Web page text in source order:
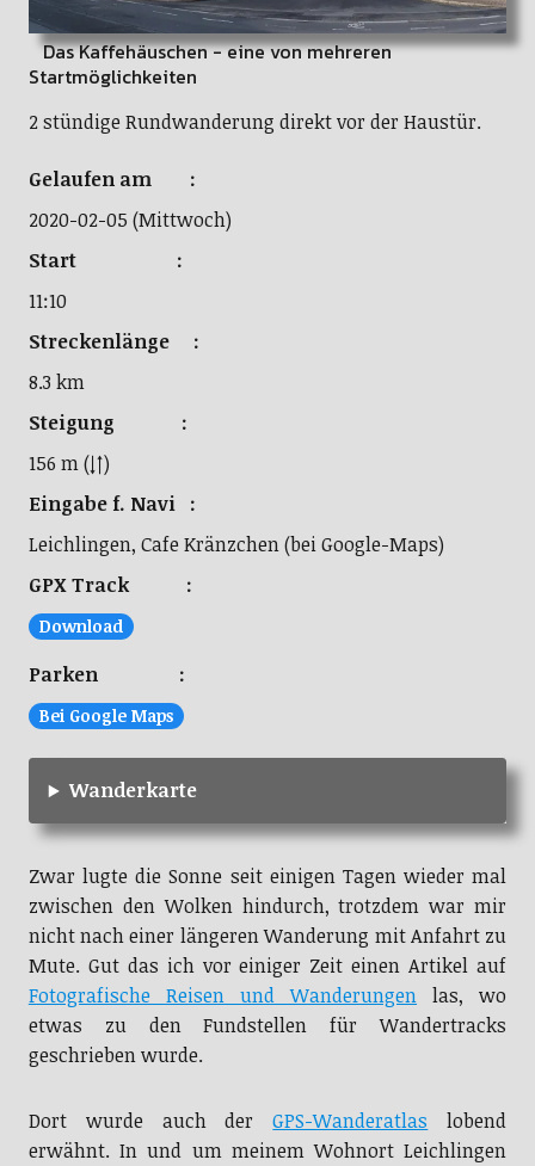
Das Kaffehäuschen - eine von mehreren
Startmöglichkeiten
2 stündige Rundwanderung direkt vor der Haustür.
Gelaufen am :
2020-02-05 (Mittwoch)
Start :
11:10
Streckenlänge :
8.3 km
Steigung :
156 m (↓↑)
Eingabe f. Navi :
Leichlingen, Cafe Kränzchen (bei Google-Maps)
GPX Track :
Download
Parken :
Bei Google Maps
Wanderkarte
Zwar lugte die Sonne seit einigen Tagen wieder mal
zwischen den Wolken hindurch, trotzdem war mir
nicht nach einer längeren Wanderung mit Anfahrt zu
Mute. Gut das ich vor einiger Zeit einen Artikel auf
Fotografische Reisen und Wanderungen las, wo
etwas zu den Fundstellen für Wandertracks
geschrieben wurde.
Dort wurde auch derGPS-Wanderatlas lobend
erwähnt. In und um meinem Wohnort Leichlingen